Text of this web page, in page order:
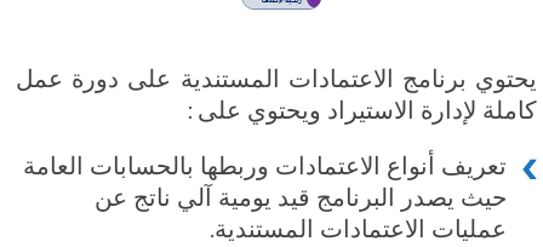
يحتوي برنامج الاعتمادات المستندية على دورة عمل
كاملة لإدارة الاستيراد ويحتوي على :
تعريف أنواع الاعتمادات وربطها بالحسابات العامة
حيث يصدر البرنامج قيد يومية آلي ناتج عن
عمليات الاعتمادات المستندية.